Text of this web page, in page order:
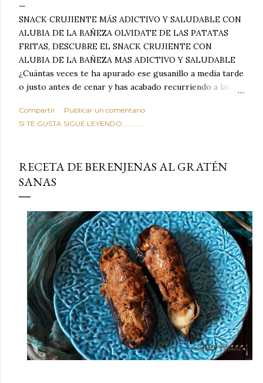
SNACK CRUJIENTE MÁS ADICTIVO Y SALUDABLE CON
ALUBIA DE LA BAÑEZA OLVIDATE DE LAS PATATAS
FRITAS, DESCUBRE EL SNACK CRUJIENTE CON
ALUBIA DE LA BAÑEZA MAS ADICTIVO Y SALUDABLE
¿Cuántas veces te ha apurado ese gusanillo a media tarde
o justo antes de cenar y has acabado recurriendo a las
típicas patatas de bolsa, frutos secos fritos o snacks
ultraprocesados llenos de grasas saturadas y sodio?
Todos hemos estado ahí. Sin embargo, cuidarse no tiene
satisface. Estas alubias crujientes al horno van a cambiar
por completo tu forma de ver las legumbres. Olvídate de
asociar las alubias únicamente a los guisos tradicionales y
revolucionaria, transformaremos un ingrediente tan
humilde como la alubia de La Bañeza en un snack ligero,
dorado, cargado de proteína y 100% natural. Es el
sustituto perfecto a los frutos se...
Compartir
Publicar un comentario
SI TE GUSTA SIGUE LEYENDO............
RECETA DE BERENJENAS AL GRATÉN
SANAS